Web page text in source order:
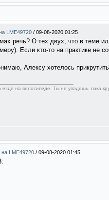
LME49720 / 09-08-2020 01:25
речь? О тех двух, что в теме
Если кто-то на практике не
Алексу хотелось
на велосипеде. Ты не упадешь, пока
на LME49720 / 09-08-2020 01:45